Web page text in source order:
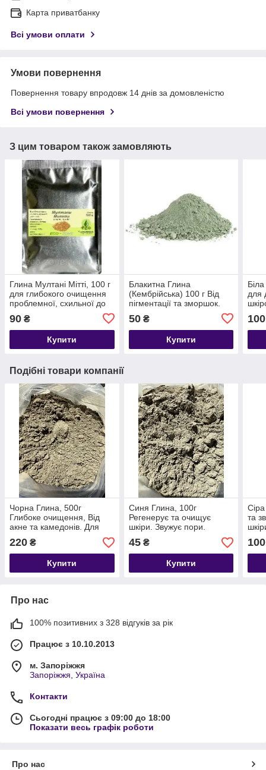
Карта приватбанку
Всі умови оплати
Умови повернення
Повернення товару впродовж 14 днів за домовленістю
Всі умови повернення
З цим товаром також замовляють
Глина Мултані Мітті, 100 г
для глибокого очищення
проблемної, схильної до
вугрової висипки, жирної
шкіри. Індія
90 ₴
Купити
Блакитна Глина
(Кембрійська) 100 г Від
пігментації та зморшок.
50₴
Купити
для
100
Подібні товари компанії
Чорна Глина, 500г
Глибоке очищення, Від
акне та камедонів. Для
жирної шкіри Термін до
08/2027
220 ₴
Купити
Синя Глина, 100г
Регенерує та очищує
шкіри. Звужує пори.
Покращує колір обличчя.
Термін до 08/2027
45₴
Купити
та
100
Про нас
100% позитивних з 328 відгуків за рік
Працює з 10.10.2013
м. Запоріжжя
Запоріжжя, Україна
Контакти
Сьогодні працює з 09:00 до 18:00
Показати весь графік роботи
Про нас